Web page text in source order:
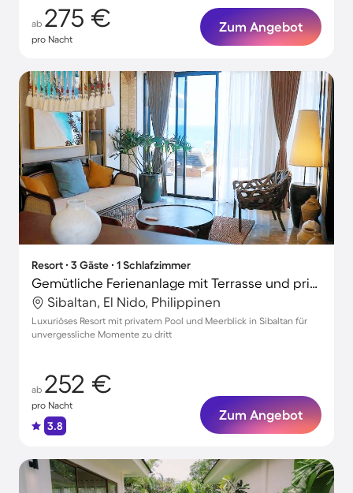
ab 275 €
pro Nacht
Zum Angebot
Resort ∙ 3 Gäste ∙ 1 Schlafzimmer
Gemütliche Ferienanlage mit Terrasse und privatem Pool | Meerblick | Ideal für Homeoffice
Sibaltan, El Nido, Philippinen
Luxuriöses Resort mit privatem Pool und Meerblick in Sibaltan für
unvergessliche Momente zu dritt
ab 252 €
pro Nacht
3.8
Zum Angebot